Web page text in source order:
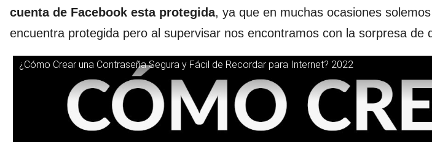
cuenta de Facebook esta protegida, ya que en muchas ocasiones
encuentra protegida pero al supervisar nos encontramos con la sorpresa de
¿Cómo Crear una Contraseña Segura y Fácil de Recordar para Internet? 2022